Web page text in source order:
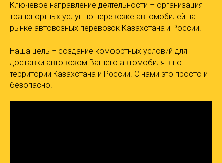
Ключевое направление деятельности – организация
транспортных услуг по перевозке автомобилей на
рынке автовозных перевозок Казахстана и России.
Наша цель – создание комфортных условий для
доставки автовозом Вашего автомобиля в по
территории Казахстана и России. С нами это просто и
безопасно!